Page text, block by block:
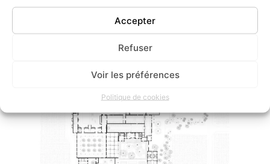
Accepter
Refuser
Voir les préférences
Politique de cookies